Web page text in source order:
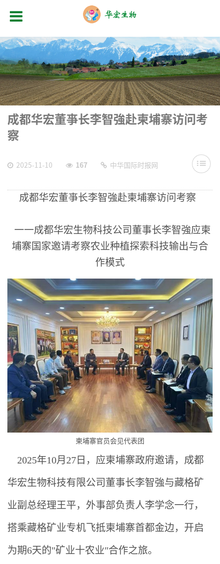
成都华宏董亊长李智強赴柬埔寨访问考
察
2025-11-10 167 中华国际时报网
成都华宏董亊长李智強赴柬埔寨访问考察
一一成都华宏生物科技公司董事长李智強应柬
埔寨国家邀请考察农业种植探索科技输出与合
作模式
柬埔寨官员会见代表团
2025年10月27日，应柬埔寨政府邀请，成都
华宏生物科技有限公司董事长李智強与藏格矿
业副总经理王平，外事部负责人李学念一行，
搭乘藏格矿业专机飞抵柬埔寨首都金边，开启
为期6天的"矿业十农业″合作之旅。